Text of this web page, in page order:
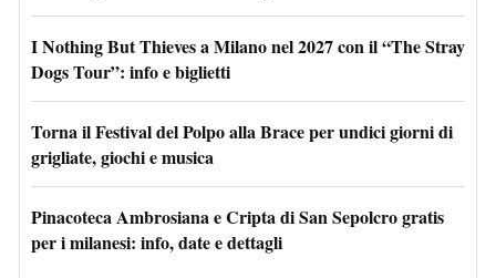
I Nothing But Thieves a Milano nel 2027 con il “The Stray
Dogs Tour”: info e biglietti
Torna il Festival del Polpo alla Brace per undici giorni di
grigliate, giochi e musica
Pinacoteca Ambrosiana e Cripta di San Sepolcro gratis
per i milanesi: info, date e dettagli